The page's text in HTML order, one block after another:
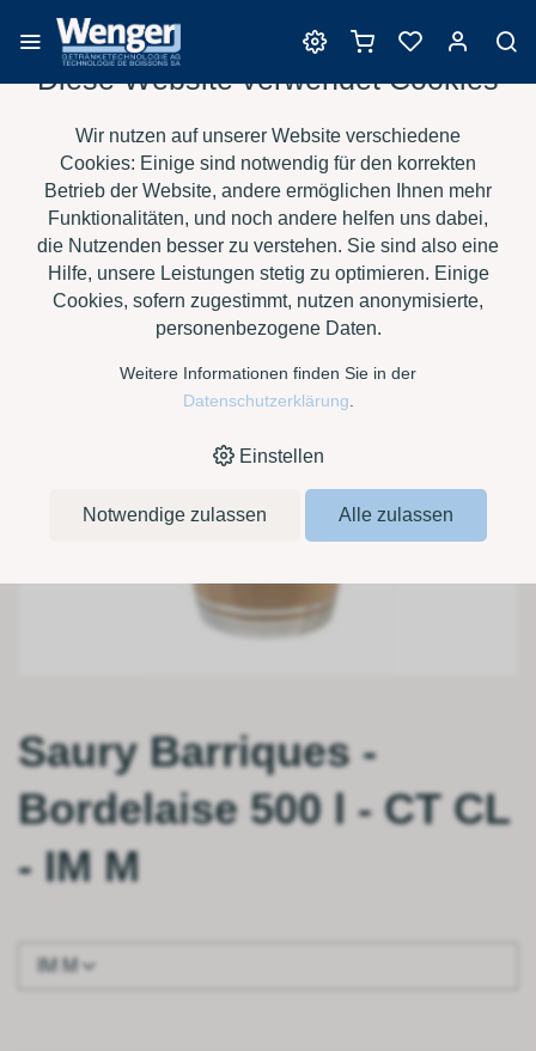
Barrique
HOME › E-SHOP › WEIN › BARRIQUE › SAURY BARRIQUES -
BORDELAISE 500 L - CT CL › IM M
Saury Barriques -
Bordelaise 500 l - CT CL
- IM M
IM M
Diese Website verwendet Cookies
Wir nutzen auf unserer Website verschiedene
Cookies: Einige sind notwendig für den korrekten
Betrieb der Website, andere ermöglichen Ihnen mehr
Funktionalitäten, und noch andere helfen uns dabei,
die Nutzenden besser zu verstehen. Sie sind also eine
Hilfe, unsere Leistungen stetig zu optimieren. Einige
Cookies, sofern zugestimmt, nutzen anonymisierte,
personenbezogene Daten.
Weitere Informationen finden Sie in der
Datenschutzerklärung
Einstellen
Notwendige zulassen Alle zulassen